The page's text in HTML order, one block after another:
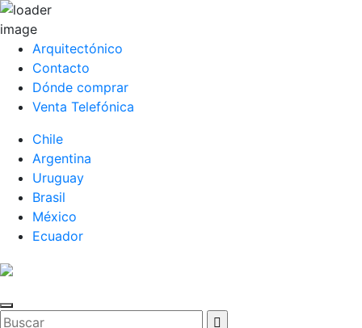
Arquitectónico
Contacto
Dónde comprar
Venta Telefónica
Chile
Argentina
Uruguay
Brasil
México
Ecuador